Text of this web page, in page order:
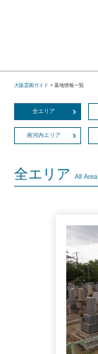
大阪霊園ガイド > 墓地情報一覧
全エリア
南河内エリア
全エリア All Area